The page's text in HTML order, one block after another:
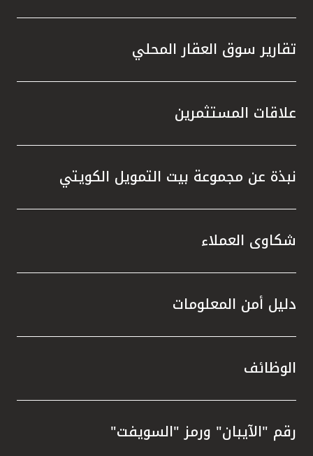
تقارير سوق العقار المحلي
علاقات المستثمرين
نبذة عن مجموعة بيت التمويل الكويتي
شكاوى العملاء
دليل أمن المعلومات
الوظائف
رقم "الآيبان" ورمز "السويفت"